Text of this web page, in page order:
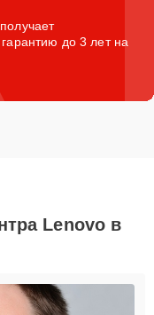
до 3 лет на
Lenovo в